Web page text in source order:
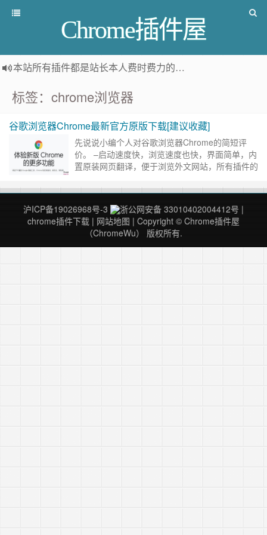
Chrome插件屋
本站所有插件都是站长本人费时费力的人工筛选推荐
标签：chrome浏览器
谷歌浏览器Chrome最新官方原版下载[建议收藏]
先说说小编个人对谷歌浏览器Chrome的简短评
价。 –启动速度快，浏览速度也快，界面简单，内
置原装网页翻译，便于浏览外文网站，所有插件的
反应快……继续阅读 »
沪ICP备19026968号-3
浙公网安备 33010402004412号 |
chrome插件下载 | 网站地图 | Copyright © Chrome插件屋
（ChromeWu） 版权所有.